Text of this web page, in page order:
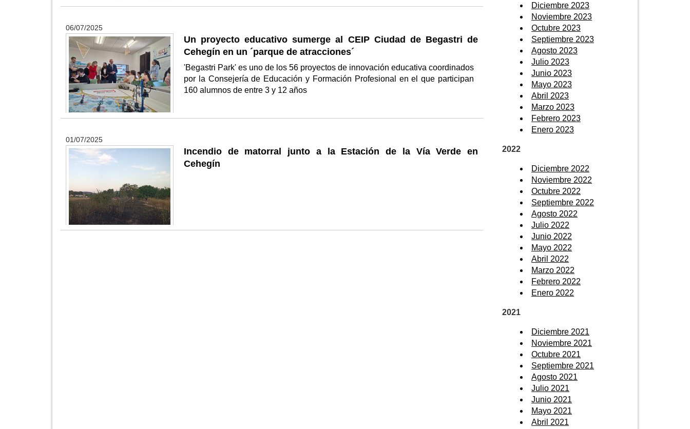
06/07/2025
Un proyecto educativo sumerge al CEIP Ciudad de Begastri de
Cehegín en un ´parque de atracciones´
'Begastri Park' es uno de los 56 proyectos de innovación educativa coordinados
por la Consejería de Educación y Formación Profesional en el que participan
160 alumnos de entre 3 y 12 años
01/07/2025
Incendio de matorral junto a la Estación de la Vía Verde en
Cehegín
Diciembre 2023
Noviembre 2023
Octubre 2023
Septiembre 2023
Agosto 2023
Julio 2023
Junio 2023
Mayo 2023
Abril 2023
Marzo 2023
Febrero 2023
Enero 2023
2022
Diciembre 2022
Noviembre 2022
Octubre 2022
Septiembre 2022
Agosto 2022
Julio 2022
Junio 2022
Mayo 2022
Abril 2022
Marzo 2022
Febrero 2022
Enero 2022
2021
Diciembre 2021
Noviembre 2021
Octubre 2021
Septiembre 2021
Agosto 2021
Julio 2021
Junio 2021
Mayo 2021
Abril 2021